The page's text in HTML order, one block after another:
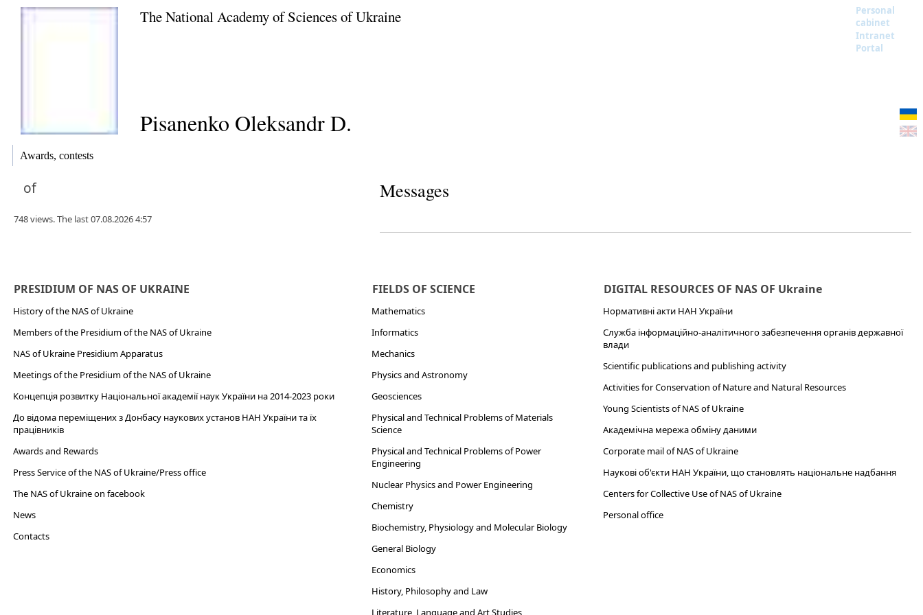
The National Academy of Sciences of Ukraine
Personal
cabinet
Intranet
Portal
Pisanenko Oleksandr D.
Awards, contests
of
748 views. The last 07.08.2026 4:57
Messages
PRESIDIUM OF NAS OF UKRAINE
History of the NAS of Ukraine
Members of the Presidium of the NAS of Ukraine
NAS of Ukraine Presidium Apparatus​
Meetings of the Presidium of the NAS of Ukraine
Концепція розвитку Національної академії наук України на 2014-2023 роки
До відома переміщених з Донбасу наукових установ НАН України та їх
працівників
Awards and Rewards
Press Service of the NAS of Ukraine/Press office
The NAS of Ukraine on facebook
News
Сontacts
FIELDS OF SCIENCE
Mathematics
Informatics
Mechanics
Physics and Astronomy
Geosciences
Physical and Technical Problems of Materials
Science
Physical and Technical Problems of Power
Engineering
Nuclear Physics and Power Engineering
Chemistry
Biochemistry, Physiology and Molecular Biology
General Biology
Economics
History, Philosophy and Law
Literature, Language and Art Studies
DIGITAL RESOURCES OF NAS OF Ukraine
Нормативні акти НАН України
Служба інформаційно-аналітичного забезпечення органів державної
влади
Scientific publications and publishing activity
Activities for Conservation of Nature and Natural Resources
Young Scientists of NAS of Ukraine
Академічна мережа обміну даними
Corporate mail of NAS of Ukraine
Наукові об'єкти НАН України, що становлять національне надбання
Centers for Collective Use of NAS of Ukraine
Personal office